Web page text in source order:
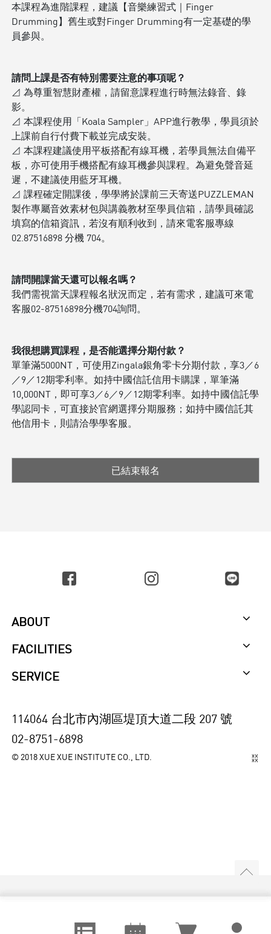
本課程為進階課程，建議【音樂練習式｜Finger
Drumming】舊生或對Finger Drumming有一定基礎的學
員參與。
請問上課是否有特別需要注意的事項呢？
⊿ 為尊重智慧財產權，請留意課程進行時無法錄音、錄
影。
⊿ 本課程使用「Koala Sampler」APP進行教學，學員須於
上課前自行付費下載並完成安裝。
⊿ 本課程建議使用平板搭配有線耳機，若學員無法自備平
板，亦可使用手機搭配有線耳機參與課程。為避免聲音延
遲，不建議使用藍牙耳機。
⊿ 課程確定開課後，學學將於課前三天寄送PUZZLEMAN
製作專屬音效素材包與講義教材至學員信箱，請學員確認
填寫的信箱資訊，若沒有順利收到，請來電客服專線
02.87516898 分機 704。
請問開課當天還可以報名嗎？
我們需視當天課程報名狀況而定，若有需求，建議可來電
客服02-87516898分機704詢問。
我很想購買課程，是否能選擇分期付款？
單筆滿5000NT，可使用Zingala銀角零卡分期付款，享3／6
／9／12期零利率。如持中國信託信用卡購課，單筆滿
10,000NT，即可享3／6／9／12期零利率。如持中國信託學
學認同卡，可直接於官網選擇分期服務；如持中國信託其
他信用卡，則請洽學學客服。
已結束報名
ABOUT
FACILITIES
SERVICE
114064 台北市內湖區堤頂大道二段 207 號
02-8751-6898
© 2018 XUE XUE INSTITUTE CO., LTD.